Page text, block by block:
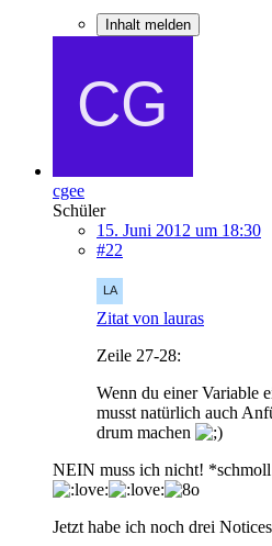
Inhalt melden
cgee
Schüler
15. Juni 2012 um 18:30
#22
Zitat von lauras
Zeile 27-28:
Wenn du einer Variable
musst natürlich auch
drum machen
NEIN muss ich nicht! *schmoll
Jetzt habe ich noch drei